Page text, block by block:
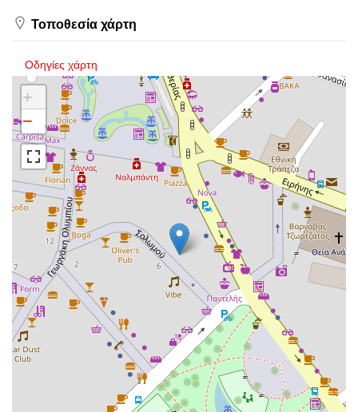
Τοποθεσία χάρτη
Οδηγίες χάρτη
+
−